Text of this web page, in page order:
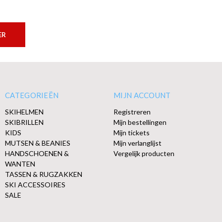
CATEGORIEËN
SKIHELMEN
SKIBRILLEN
KIDS
MUTSEN & BEANIES
HANDSCHOENEN &
WANTEN
TASSEN & RUGZAKKEN
SKI ACCESSOIRES
SALE
MIJN ACCOUNT
Registreren
Mijn bestellingen
Mijn tickets
Mijn verlanglijst
Vergelijk producten